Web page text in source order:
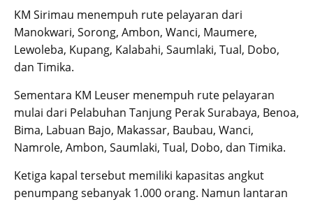
KM Sirimau menempuh rute pelayaran dari
Manokwari, Sorong, Ambon, Wanci, Maumere,
Lewoleba, Kupang, Kalabahi, Saumlaki, Tual, Dobo,
dan Timika.
Sementara KM Leuser menempuh rute pelayaran
mulai dari Pelabuhan Tanjung Perak Surabaya, Benoa,
Bima, Labuan Bajo, Makassar, Baubau, Wanci,
Namrole, Ambon, Saumlaki, Tual, Dobo, dan Timika.
Ketiga kapal tersebut memiliki kapasitas angkut
penumpang sebanyak 1.000 orang. Namun lantaran